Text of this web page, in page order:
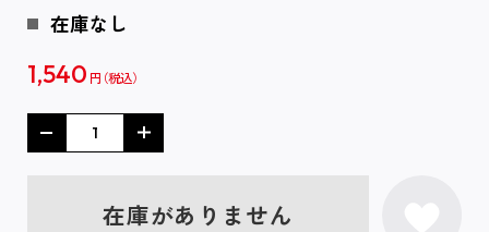
在庫なし
1,540 円
在庫がありません